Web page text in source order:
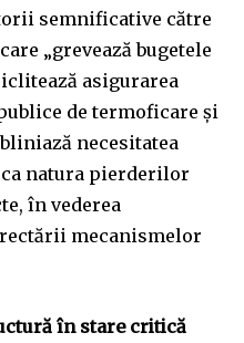
semnificative către
„grevează bugetele
asigurarea
de termoficare și
necesitatea
natura pierderilor
în vederea
mecanismelor
în stare critică